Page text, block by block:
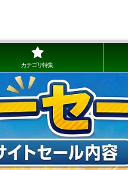
カテゴリ特集